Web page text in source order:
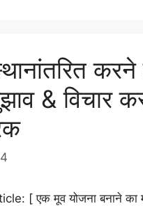
करने
& विचार
[ एक मूव योजना बनाने का